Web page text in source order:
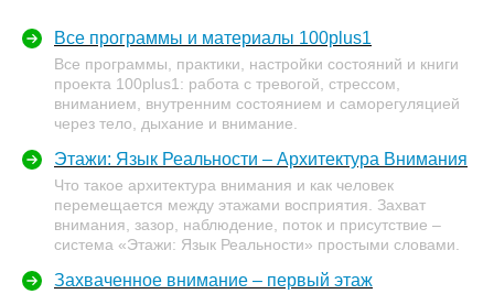
Все программы и материалы 100plus1
Все программы, практики, настройки состояний и книги
проекта 100plus1: работа с тревогой, стрессом,
вниманием, внутренним состоянием и саморегуляцией
через тело, дыхание и внимание.
Этажи: Язык Реальности – Архитектура Внимания
Что такое архитектура внимания и как человек
перемещается между этажами восприятия. Захват
внимания, зазор, наблюдение, поток и присутствие –
система «Этажи: Язык Реальности» простыми словами.
Захваченное внимание – первый этаж